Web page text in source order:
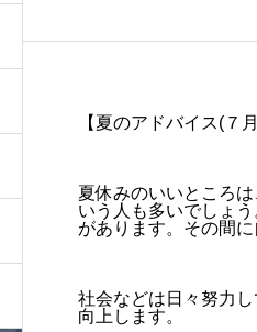
【夏のアドバイス(７
夏休みのいいところ
いう人も多いでしょ
があります。その間
社会などは日々努力
向上します。